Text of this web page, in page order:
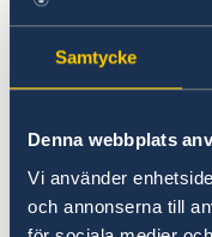
Samtycke
Denna webbplats
Vi använder
och annonserna till
même la
touristique, ce
pénalisé les pays
correspondance
pour leur
susceptibles de
mois.